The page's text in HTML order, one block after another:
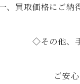
、買取価格にご納
◇その他、
ご安